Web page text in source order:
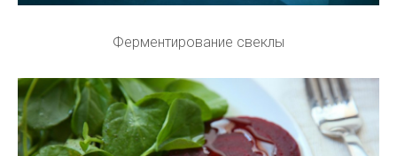
Ферментирование свеклы